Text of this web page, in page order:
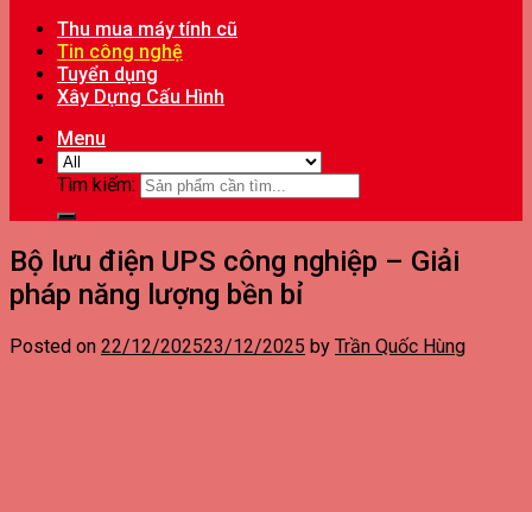
Thu mua máy tính cũ
Tin công nghệ
Tuyển dụng
Xây Dựng Cấu Hình
Menu
Tìm kiếm:
Bộ lưu điện UPS công nghiệp – Giải
pháp năng lượng bền bỉ
Posted on 22/12/202523/12/2025 by Trần Quốc Hùng